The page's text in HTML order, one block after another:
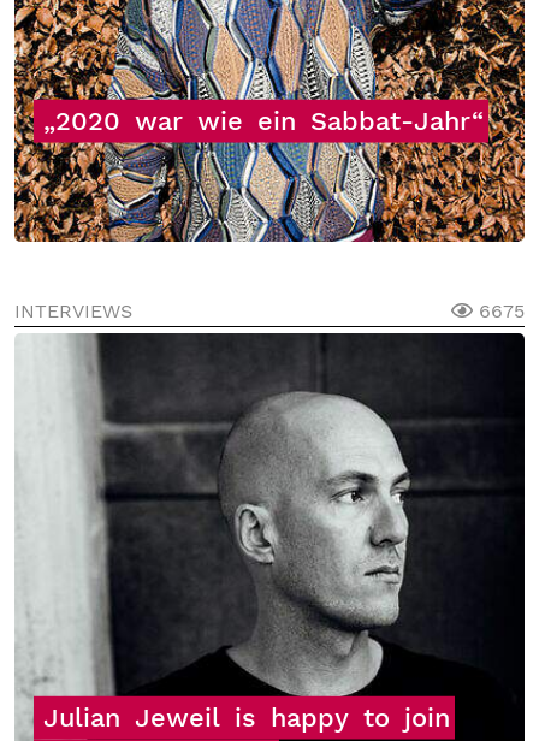
„2020 war wie ein Sabbat-Jahr“
INTERVIEWS 6675
Julian Jeweil is happy to join